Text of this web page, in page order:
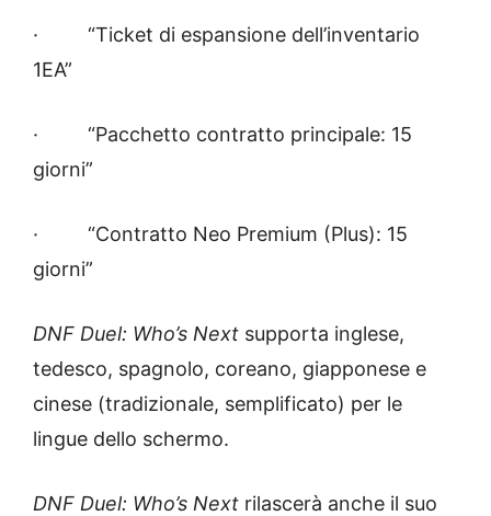
· “Ticket di espansione dell’inventario
1EA”
· “Pacchetto contratto principale: 15
giorni”
· “Contratto Neo Premium (Plus): 15
giorni”
DNF Duel: Who’s Next supporta inglese,
tedesco, spagnolo, coreano, giapponese e
cinese (tradizionale, semplificato) per le
lingue dello schermo.
DNF Duel: Who’s Next rilascerà anche il suo